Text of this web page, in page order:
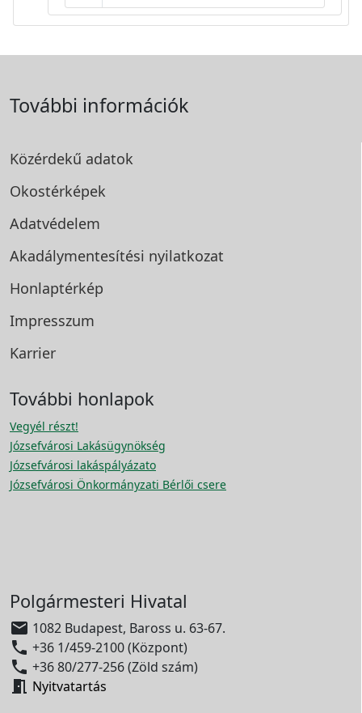
További információk
Közérdekű adatok
Okostérképek
Adatvédelem
Akadálymentesítési nyilatkozat
Honlaptérkép
Impresszum
Karrier
További honlapok
Vegyél részt!
Józsefvárosi Lakásügynökség
Józsefvárosi lakáspályázato
Józsefvárosi Önkormányzati Bérlői csere
Polgármesteri Hivatal
 1082 Budapest, Baross u. 63-67.
 +36 1/459-2100 (Központ)
 +36 80/277-256 (Zöld szám)
 Nyitvatartás